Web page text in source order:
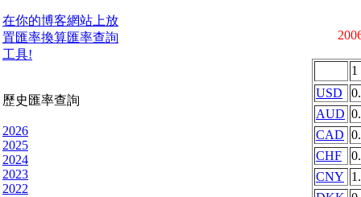
在你的博客網站上放
置匯率換算匯率查詢
工具!
歷史匯率查詢
2026
2025
2024
2023
2022
1
USD
AUD
CAD
CHF
CNY